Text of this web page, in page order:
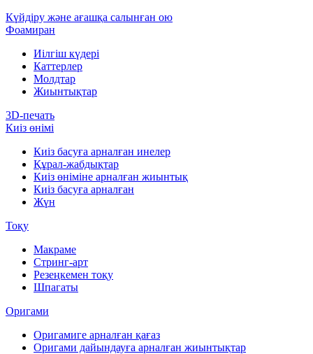
Күйдіру және ағашқа салынған ою
Фоамиран
Иілгіш күдері
Каттерлер
Молдтар
Жиынтықтар
3D-печать
Киіз өнімі
Киіз басуға арналған инелер
Құрал-жабдықтар
Киіз өніміне арналған жиынтық
Киіз басуға арналған
Жүн
Тоқу
Макраме
Стринг-арт
Резеңкемен тоқу
Шпагаты
Оригами
Оригамиге арналған қағаз
Оригами дайындауға арналған жиынтықтар